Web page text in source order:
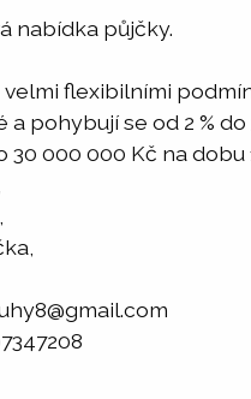
nabídka půjčky.
flexibilními
a pohybují se od 2 %
000 000 Kč na dobu